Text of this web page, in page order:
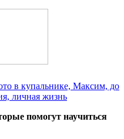
в купальнике, Максим, до
личная жизнь
помогут научиться